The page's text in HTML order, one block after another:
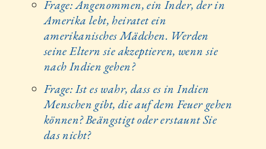
Frage: Angenommen, ein Inder, der in
Amerika lebt, heiratet ein
amerikanisches Mädchen. Werden
seine Eltern sie akzeptieren, wenn sie
nach Indien gehen?
Frage: Ist es wahr, dass es in Indien
Menschen gibt, die auf dem Feuer gehen
können? Beängstigt oder erstaunt Sie
das nicht?